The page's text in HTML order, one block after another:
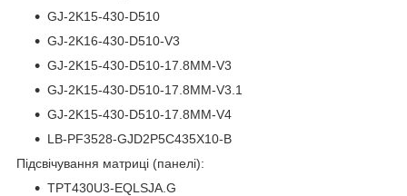
GJ-2K15-430-D510
GJ-2K16-430-D510-V3
GJ-2K15-430-D510-17.8MM-V3
GJ-2K15-430-D510-17.8MM-V3.1
GJ-2K15-430-D510-17.8MM-V4
LB-PF3528-GJD2P5C435X10-B
Підсвічування матриці (панелі):
TPT430U3-EQLSJA.G